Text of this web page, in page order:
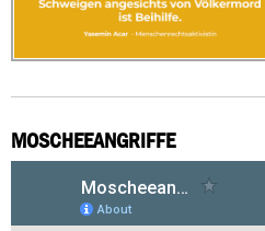
MOSCHEEANGRIFFE